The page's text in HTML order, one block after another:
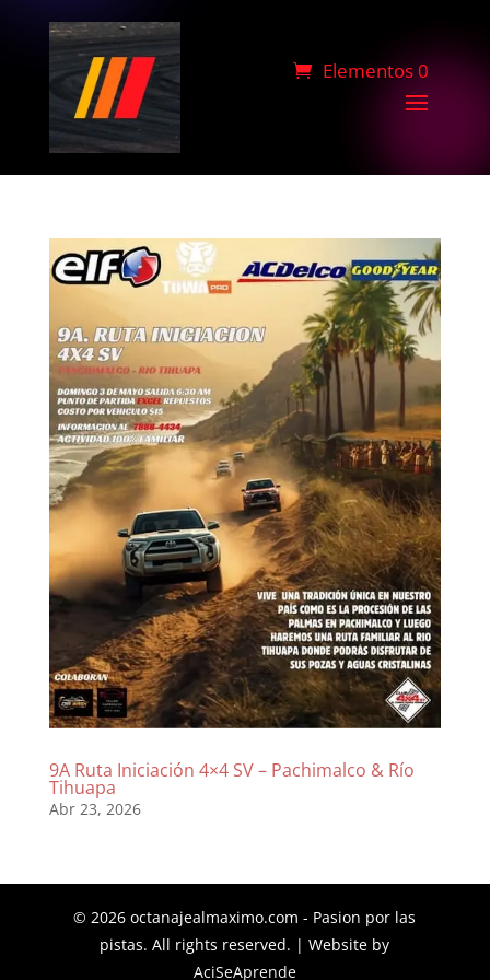
Elementos 0
9A Ruta Iniciación 4×4 SV – Pachimalco & Río
Tihuapa
Abr 23, 2026
© 2026 octanajealmaximo.com - Pasion por las
pistas. All rights reserved. | Website by
AciSeAprende